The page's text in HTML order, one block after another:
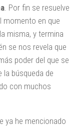
. Por fin se resuelve
momento en que
misma, y termina
se nos revela que
poder del que se
la búsqueda de
con muchos
ya he mencionado